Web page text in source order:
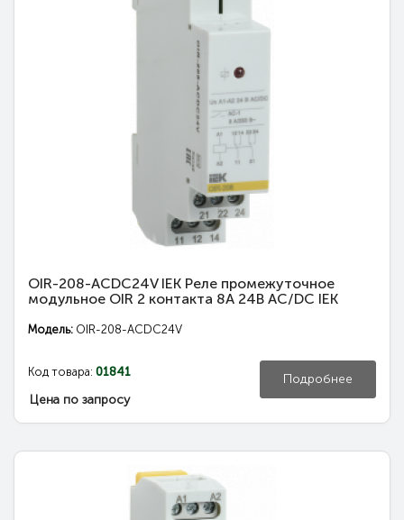
OIR-208-ACDC24V IEK Реле промежуточное
модульное OIR 2 контакта 8А 24В AC/DC IEK
Модель: OIR-208-ACDC24V
Код товара: 01841
Цена по запросу
Подробнее